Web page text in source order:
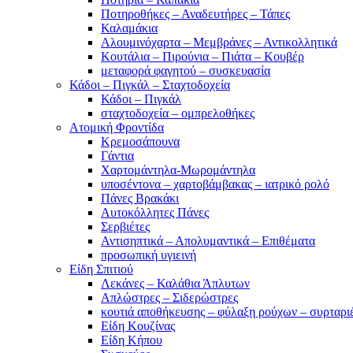
Ποτηροθήκες – Αναδευτήρες – Τάπες
Καλαμάκια
Αλουμινόχαρτα – Μεμβράνες – Αντικολλητικά
Κουτάλια – Πιρούνια – Πιάτα – Κουβέρ
μεταφορά φαγητού – συσκευασία
Κάδοι – Πιγκάλ – Σταχτοδοχεία
Κάδοι – Πιγκάλ
σταχτοδοχεία – ομπρελοθήκες
Ατομική Φροντίδα
Κρεμοσάπουνα
Γάντια
Χαρτομάντηλα-Μωρομάντηλα
υποσέντονα – χαρτοβάμβακας – ιατρικό ρολό
Πάνες Βρακάκι
Αυτοκόλλητες Πάνες
Σερβιέτες
Αντισηπτικά – Απολυμαντικά – Επιθέματα
προσωπική υγιεινή
Είδη Σπιτιού
Λεκάνες – Καλάθια Άπλυτων
Απλώστρες – Σιδερώστρες
κουτιά αποθήκευσης – φύλαξη ρούχων –
Είδη Κουζίνας
Είδη Κήπου